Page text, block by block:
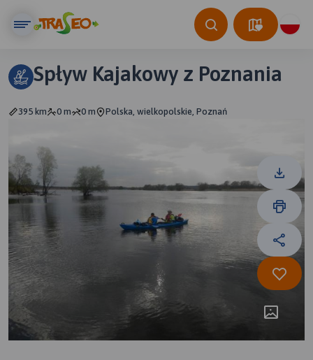
Spływ Kajakowy z Poznania
395 km 0 m 0 m Polska, wielkopolskie, Poznań